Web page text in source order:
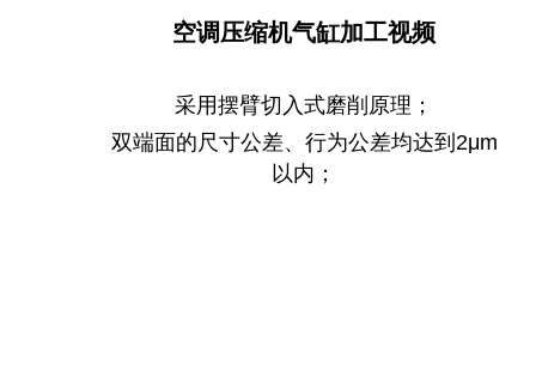
空调压缩机气缸加工视频
采用摆臂切入式磨削原理；
双端面的尺寸公差、行为公差均达到2μm
以内；